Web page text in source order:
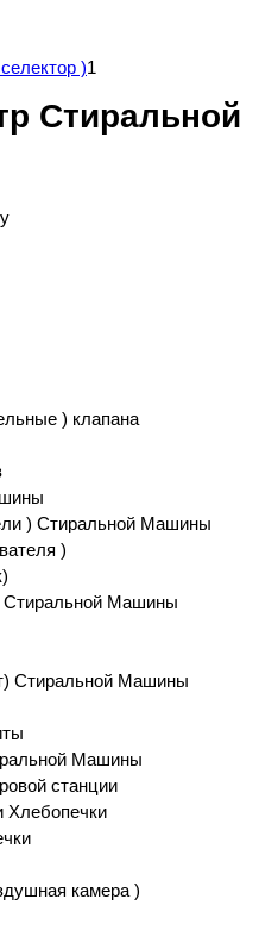
)1
Стиральной
) клапана
) Стиральной Машины
)
Стиральной Машины
Стиральной Машины
Машины
станции
Хлебопечки
камера )